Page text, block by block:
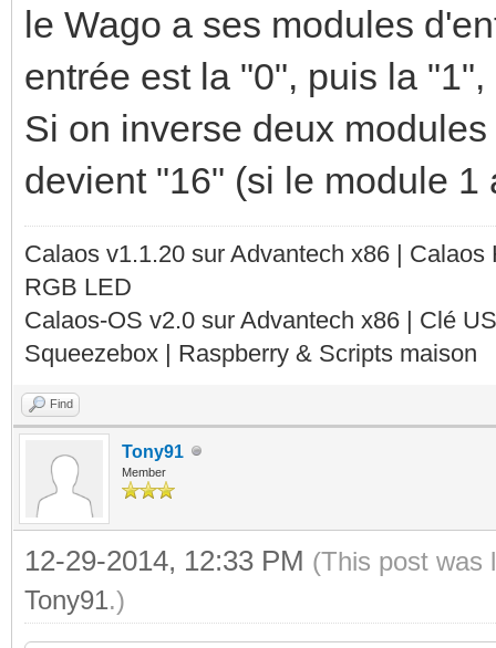
le Wago a ses modules
entrée est la "0", puis la "1",
Si on inverse deux
devient "16" (si le module 1
Calaos v1.1.20 sur Advantech x86 |
RGB LED
Calaos-OS v2.0 sur Advantech x86 | Clé
Squeezebox | Raspberry & Scripts maison
Find
Tony91
Member
12-29-2014, 12:33 PM (This post was
Tony91.)